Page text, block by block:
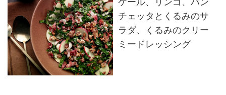
チェッタとくるみのサ
ラダ、くるみのクリー
ミードレッシング